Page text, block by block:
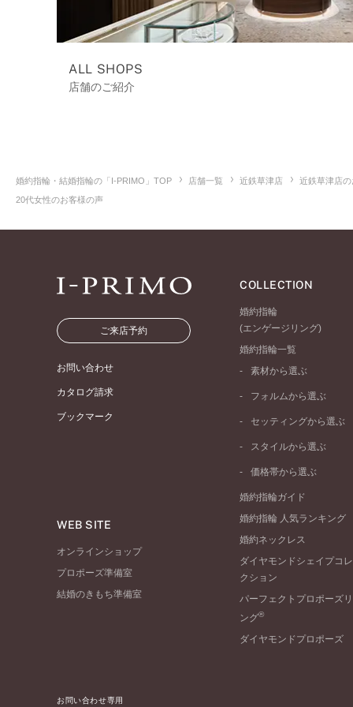
ALL SHOPS
店舗のご紹介
婚約指輪・結婚指輪の「I-PRIMO」TOP 店舗一覧 近鉄草津店
近鉄草津店
20代女性のお客様の声
ご来店予約
お問い合わせ
カタログ請求
ブックマーク
WEB SITE
オンラインショップ
プロポーズ準備室
結婚のきもち準備室
お問い合わせ専用
COLLECTION
婚約指輪
(エンゲージリング)
婚約指輪一覧
素材から選ぶ
プラチナ
ピンクゴールド
ペールブラウンゴール
フォルムから選ぶ
ストレートライン
V字ライン
セッティングから選ぶ
ソリテール
ダブルサイドメレ
ラインメレ
スタイルから選ぶ
シンプル
モード
エレガント
ゴージャス
価格帯から選ぶ
50万円台～
20万円台～
10万円台～
婚約指輪ガイド
婚約指輪 人気ランキング
婚約ネックレス
ダイヤモンドシェイプコレ
クション
パーフェクトプロポーズリ
ング®
ダイヤモンドプロポーズ